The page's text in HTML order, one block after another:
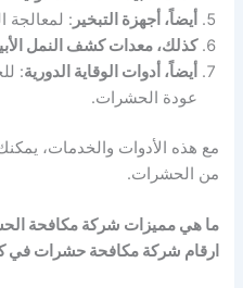
أيضاً، أجهزة التبخير : لمعالجة
كذلك، معدات كشف النمل
أيضاً، أدوات الوقاية الدورية:
عودة الحشرات.
مع هذه الأدوات والخدمات،
من الحشرات.
ما هي مميزات شركة مكافحة
ارقام شركة مكافحة حشرات في